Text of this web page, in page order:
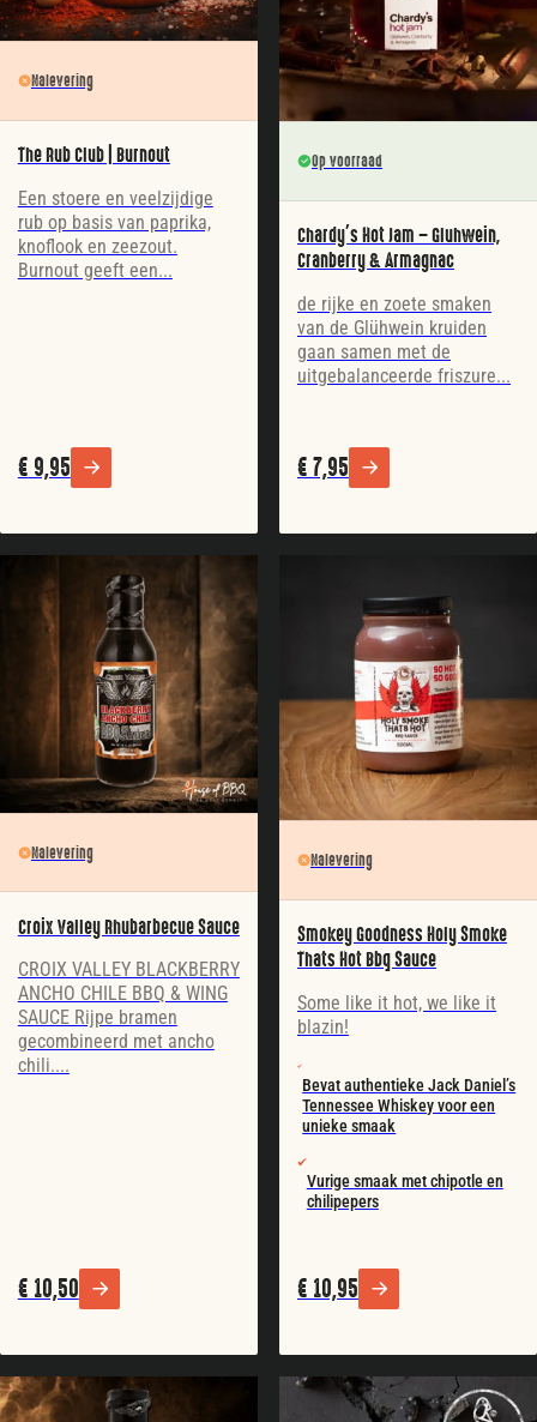
Nalevering
The Rub Club | Burnout
Een stoere en veelzijdige
rub op basis van paprika,
knoflook en zeezout.
Burnout geeft een...
€ 9,95
Op voorraad
Chardy’s Hot Jam – Gluhwein,
Cranberry & Armagnac
de rijke en zoete smaken
van de Glühwein kruiden
gaan samen met de
uitgebalanceerde friszure...
€ 7,95
Nalevering
Croix Valley Rhubarbecue Sauce
CROIX VALLEY BLACKBERRY
ANCHO CHILE BBQ & WING
SAUCE Rijpe bramen
gecombineerd met ancho
chili....
€ 10,50
Nalevering
Smokey Goodness Holy Smoke
Thats Hot Bbq Sauce
Some like it hot, we like it
blazin!
Bevat authentieke Jack Daniel’s
Tennessee Whiskey voor een
unieke smaak​
Vurige smaak met chipotle en
chilipepers
€ 10,95